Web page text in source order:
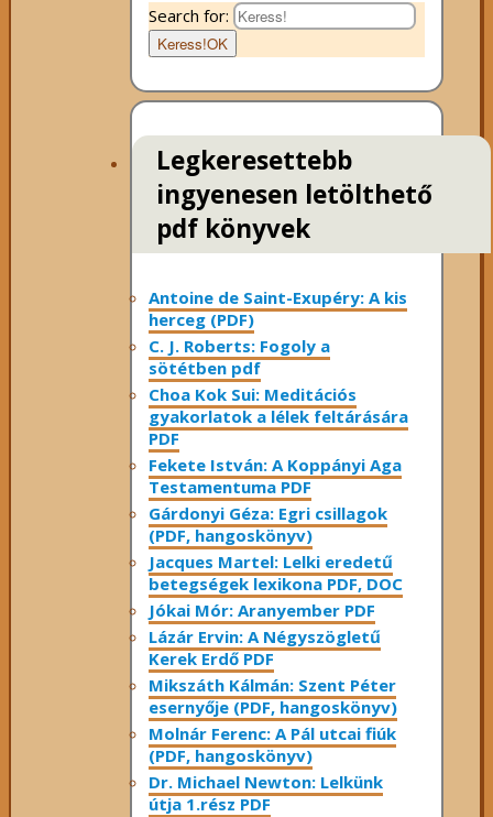
Search for:
Keress!OK
Legkeresettebb
ingyenesen letölthető
pdf könyvek
Antoine de Saint-Exupéry: A kis
herceg (PDF)
C. J. Roberts: Fogoly a
sötétben pdf
Choa Kok Sui: Meditációs
gyakorlatok a lélek feltárására
PDF
Fekete István: A Koppányi Aga
Testamentuma PDF
Gárdonyi Géza: Egri csillagok
(PDF, hangoskönyv)
Jacques Martel: Lelki eredetű
betegségek lexikona PDF, DOC
Jókai Mór: Aranyember PDF
Lázár Ervin: A Négyszögletű
Kerek Erdő PDF
Mikszáth Kálmán: Szent Péter
esernyője (PDF, hangoskönyv)
Molnár Ferenc: A Pál utcai fiúk
(PDF, hangoskönyv)
Dr. Michael Newton: Lelkünk
útja 1.rész PDF